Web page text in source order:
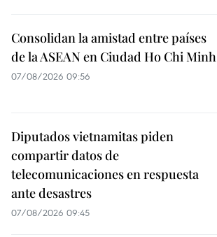
Consolidan la amistad entre países
de la ASEAN en Ciudad Ho Chi Minh
07/08/2026 09:56
Diputados vietnamitas piden
compartir datos de
telecomunicaciones en respuesta
ante desastres
07/08/2026 09:45